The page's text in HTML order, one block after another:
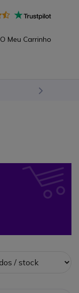
O Meu Carrinho